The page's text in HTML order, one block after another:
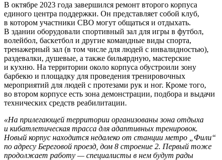
В октябре 2023 года завершился ремонт второго корпуса
единого центра поддержки. Он представляет собой клуб,
в котором участники СВО могут общаться и отдыхать.
В здании оборудовали спортивный зал для игры в футбол,
волейбол, баскетбол и другие командные виды спорта,
тренажерный зал (в том числе для людей с инвалидностью),
раздевалки, душевые, а также бильярдную, мастерские
и кухню. На территории около корпуса обустроили зону
барбекю и площадку для проведения тренировочных
мероприятий для людей с протезами рук и ног. Кроме того,
во втором корпусе есть зона демонстрации, подбора и выдачи
технических средств реабилитации.
«На прилегающей территории организованы зона отдыха
и кибатлетическая трасса для адаптивных тренировок.
Новый корпус находится недалеко от станции метро „Фили“
по адресу Береговой проезд, дом 8 строение 2. Первый тоже
продолжает работу — специалисты в нем будут рады